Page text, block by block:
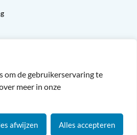
om de gebruikerservaring te
meer in onze
afwijzen Alles accepteren